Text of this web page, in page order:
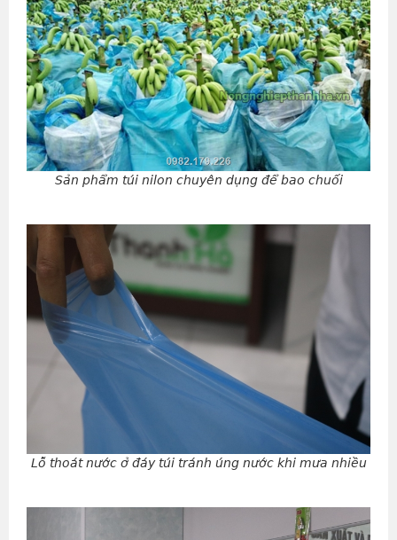
Sản phẩm túi nilon chuyên dụng để bao chuối
Lỗ thoát nước ở đáy túi tránh úng nước khi mưa nhiều